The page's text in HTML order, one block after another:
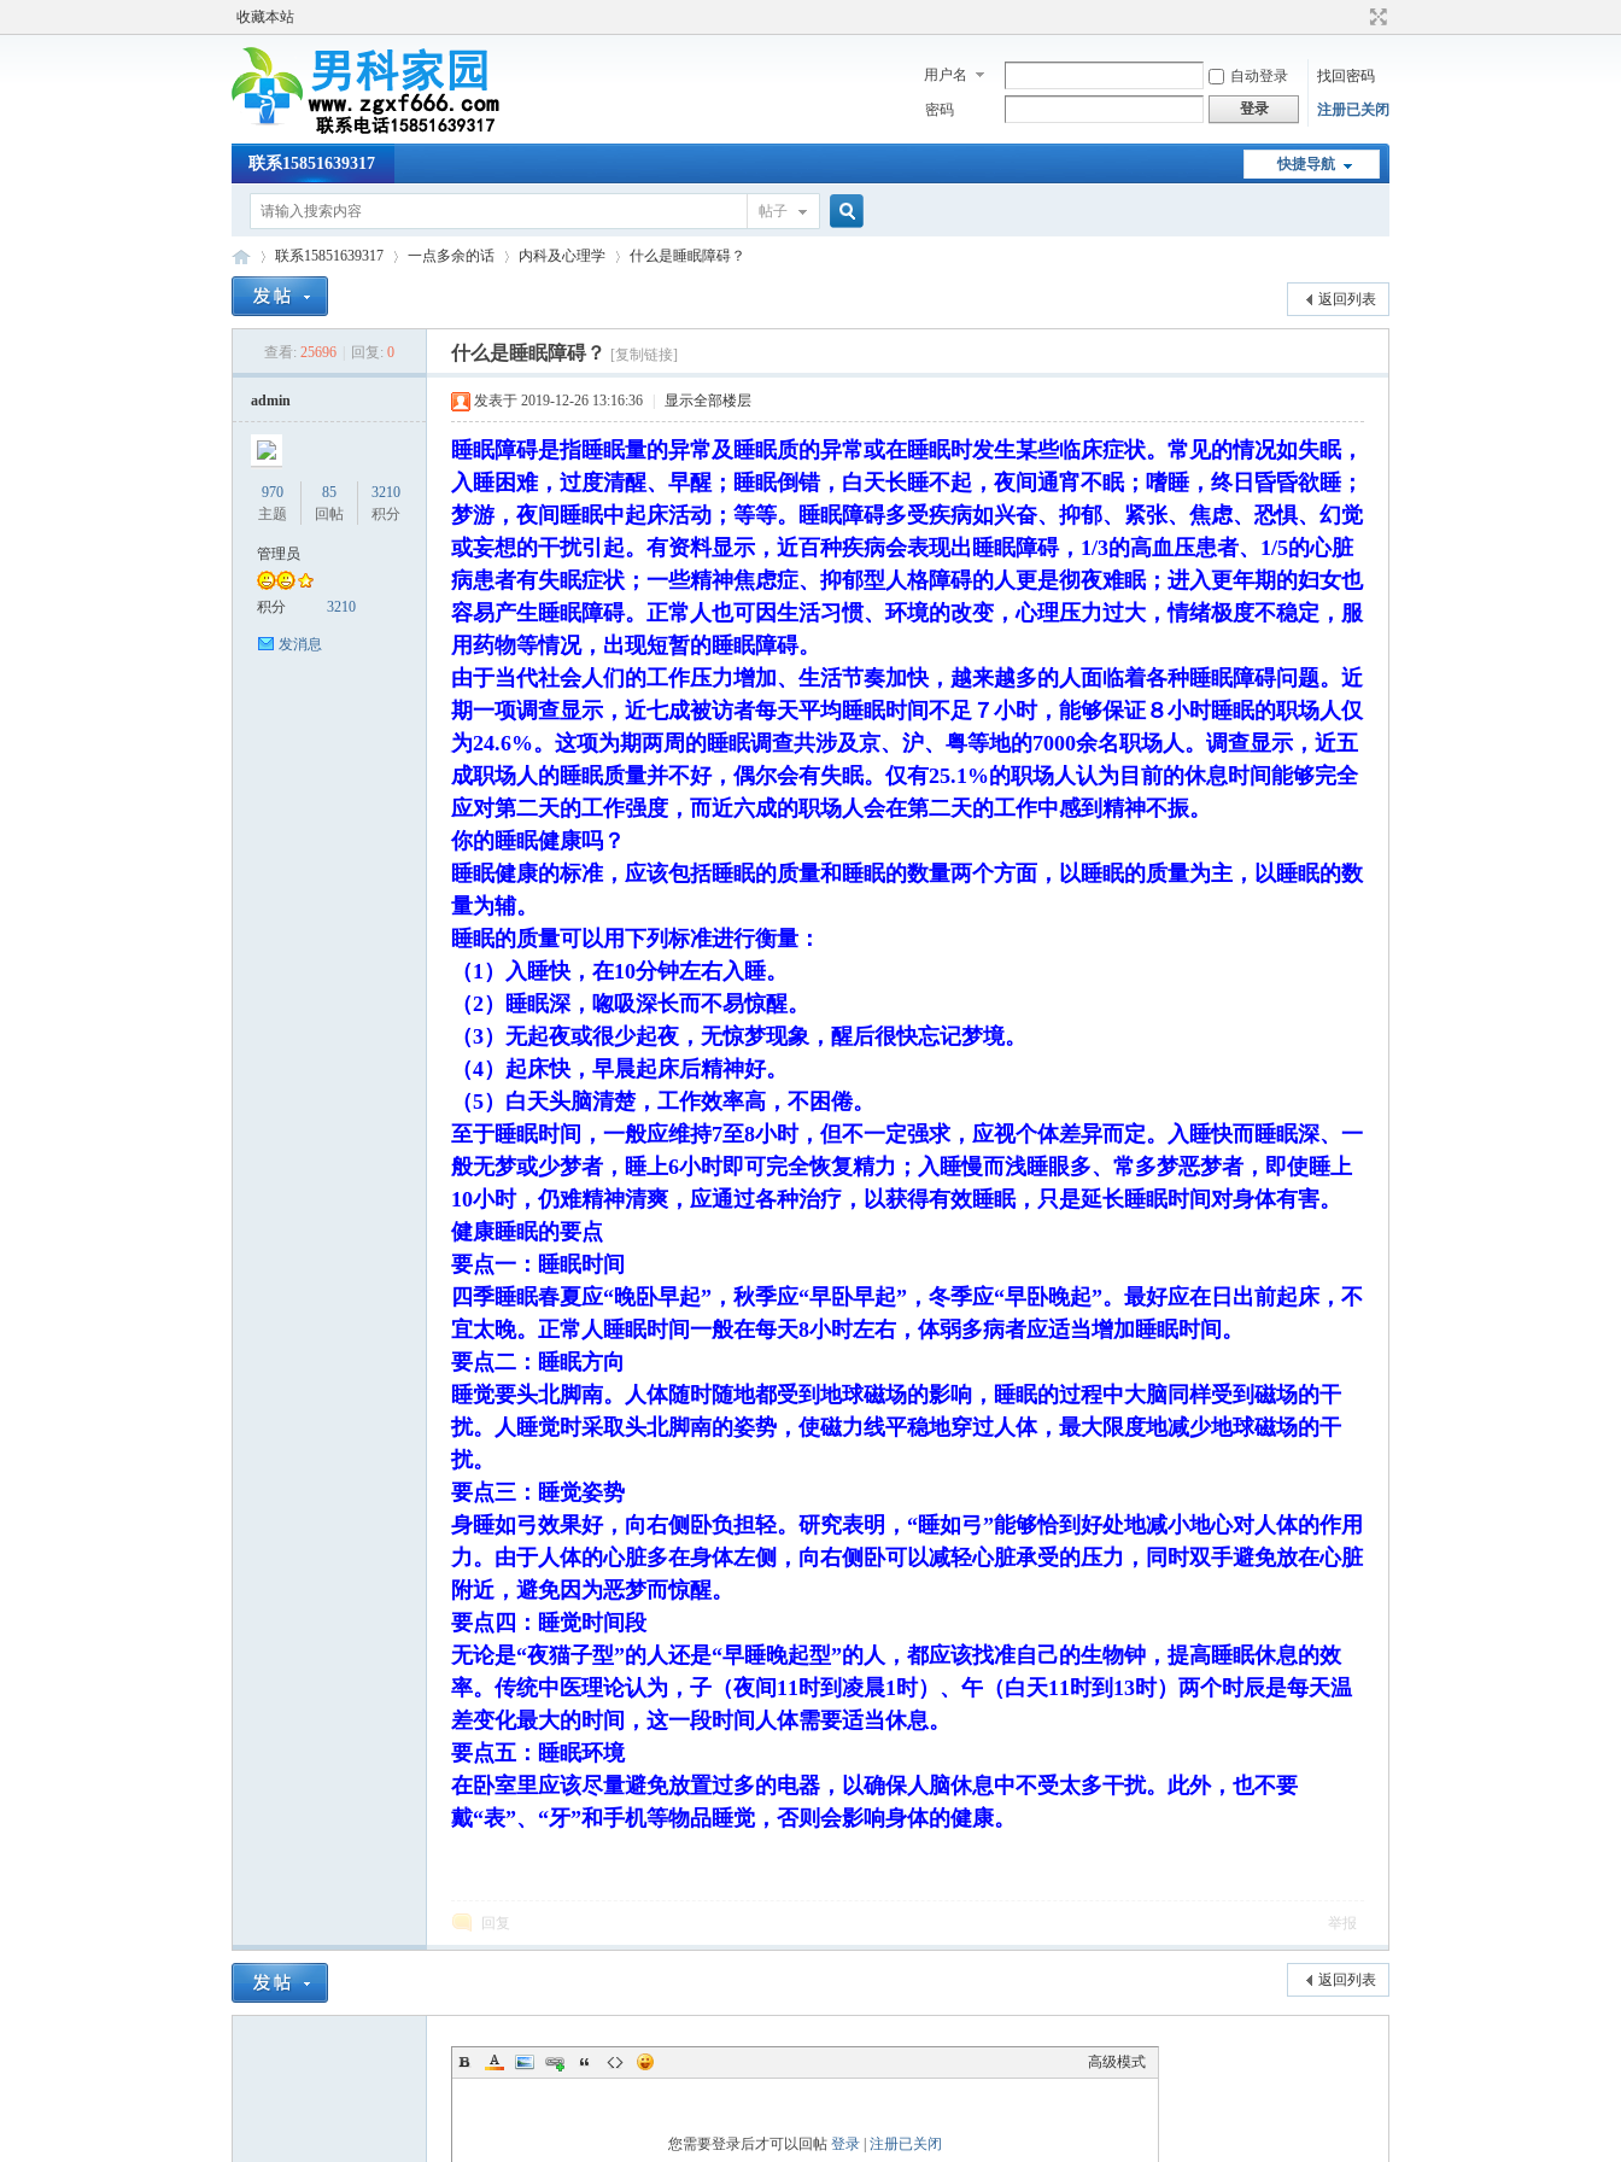
收藏本站
用户名 自动登录
找回密码
密码
登录 注册已关闭
快捷导航
联系15851639317
帖子
联系15851639317
›
一点多余的话
›
内科及心理学 什么是睡眠障碍？
返回列表
查看: 25696 回复: 0 什么是睡眠障碍？ [复制链接]
admin
970
主题
85
回帖
3210
积分
管理员
积分 3210
发消息
发表于 2019-12-26 13:16:36 显示全部楼层
睡眠障碍是指睡眠量的异常及睡眠质的异常或在睡眠时发生某些临床症状。常见的情况如失眠，
入睡困难，过度清醒、早醒；睡眠倒错，白天长睡不起，夜间通宵不眠；嗜睡，终日昏昏欲睡；
梦游，夜间睡眠中起床活动；等等。睡眠障碍多受疾病如兴奋、抑郁、紧张、焦虑、恐惧、幻觉
或妄想的干扰引起。有资料显示，近百种疾病会表现出睡眠障碍，1/3的高血压患者、1/5的心脏
病患者有失眠症状；一些精神焦虑症、抑郁型人格障碍的人更是彻夜难眠；进入更年期的妇女也
容易产生睡眠障碍。正常人也可因生活习惯、环境的改变，心理压力过大，情绪极度不稳定，服
用药物等情况，出现短暂的睡眠障碍。
由于当代社会人们的工作压力增加、生活节奏加快，越来越多的人面临着各种睡眠障碍问题。近
期一项调查显示，近七成被访者每天平均睡眠时间不足７小时，能够保证８小时睡眠的职场人仅
为24.6%。这项为期两周的睡眠调查共涉及京、沪、粤等地的7000余名职场人。调查显示，近五
成职场人的睡眠质量并不好，偶尔会有失眠。仅有25.1%的职场人认为目前的休息时间能够完全
应对第二天的工作强度，而近六成的职场人会在第二天的工作中感到精神不振。
你的睡眠健康吗？
睡眠健康的标准，应该包括睡眠的质量和睡眠的数量两个方面，以睡眠的质量为主，以睡眠的数
量为辅。
睡眠的质量可以用下列标准进行衡量：
（1）入睡快，在10分钟左右入睡。
（2）睡眠深，唿吸深长而不易惊醒。
（3）无起夜或很少起夜，无惊梦现象，醒后很快忘记梦境。
（4）起床快，早晨起床后精神好。
（5）白天头脑清楚，工作效率高，不困倦。
至于睡眠时间，一般应维持7至8小时，但不一定强求，应视个体差异而定。入睡快而睡眠深、一
般无梦或少梦者，睡上6小时即可完全恢复精力；入睡慢而浅睡眼多、常多梦恶梦者，即使睡上
10小时，仍难精神清爽，应通过各种治疗，以获得有效睡眠，只是延长睡眠时间对身体有害。
健康睡眠的要点
要点一：睡眠时间
四季睡眠春夏应“晚卧早起”，秋季应“早卧早起”，冬季应“早卧晚起”。最好应在日出前起床，不
宜太晚。正常人睡眠时间一般在每天8小时左右，体弱多病者应适当增加睡眠时间。
要点二：睡眠方向
睡觉要头北脚南。人体随时随地都受到地球磁场的影响，睡眠的过程中大脑同样受到磁场的干
扰。人睡觉时采取头北脚南的姿势，使磁力线平稳地穿过人体，最大限度地减少地球磁场的干
扰。
要点三：睡觉姿势
身睡如弓效果好，向右侧卧负担轻。研究表明，“睡如弓”能够恰到好处地减小地心对人体的作用
力。由于人体的心脏多在身体左侧，向右侧卧可以减轻心脏承受的压力，同时双手避免放在心脏
附近，避免因为恶梦而惊醒。
要点四：睡觉时间段
无论是“夜猫子型”的人还是“早睡晚起型”的人，都应该找准自己的生物钟，提高睡眠休息的效
率。传统中医理论认为，子（夜间11时到凌晨1时）、午（白天11时到13时）两个时辰是每天温
差变化最大的时间，这一段时间人体需要适当休息。
要点五：睡眠环境
在卧室里应该尽量避免放置过多的电器，以确保人脑休息中不受太多干扰。此外，也不要
戴“表”、“牙”和手机等物品睡觉，否则会影响身体的健康。
回复 举报
返回列表
高级模式
您需要登录后才可以回帖 登录 注册已关闭